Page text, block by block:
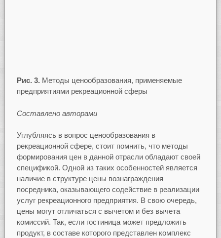
Рис. 3.Методы ценообразования, применяемые
предприятиями рекреационной сферы
Составлено авторами
Углубляясь в вопрос ценообразования в
рекреационной сфере, стоит помнить, что методы
формирования цен в данной отрасли обладают своей
спецификой. Одной из таких особенностей является
наличие в структуре цены вознаграждения
посредника, оказывающего содействие в реализации
услуг рекреационного предприятия. В свою очередь,
цены могут отличаться с вычетом и без вычета
комиссий. Так, если гостиница может предложить
продукт, в составе которого представлен комплекс